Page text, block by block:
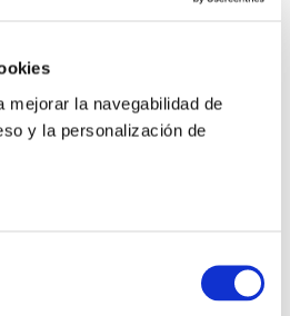
mejorar la navegabilidad de
y la personalización de
Bernardette Taurinya
Francesa, Marian